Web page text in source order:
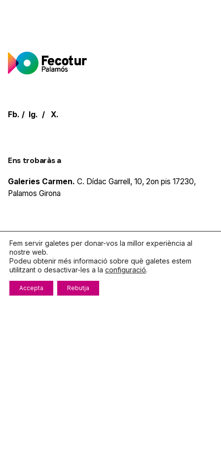
Fb. / Ig. / X.
Ens trobaràs a
Galeries Carmen. C. Dídac Garrell, 10, 2on pis 17230,
Palamos Girona
Parlem?
Telèfon972.319.533
De dilluns a divendres
8:00 – 15:00
info@fecotur.cat
Fem servir galetes per donar-vos la millor experiència al
nostre web.
Podeu obtenir més informació sobre què galetes estem
utilitzant o desactivar-les a la configuració.
Accepta Rebutja